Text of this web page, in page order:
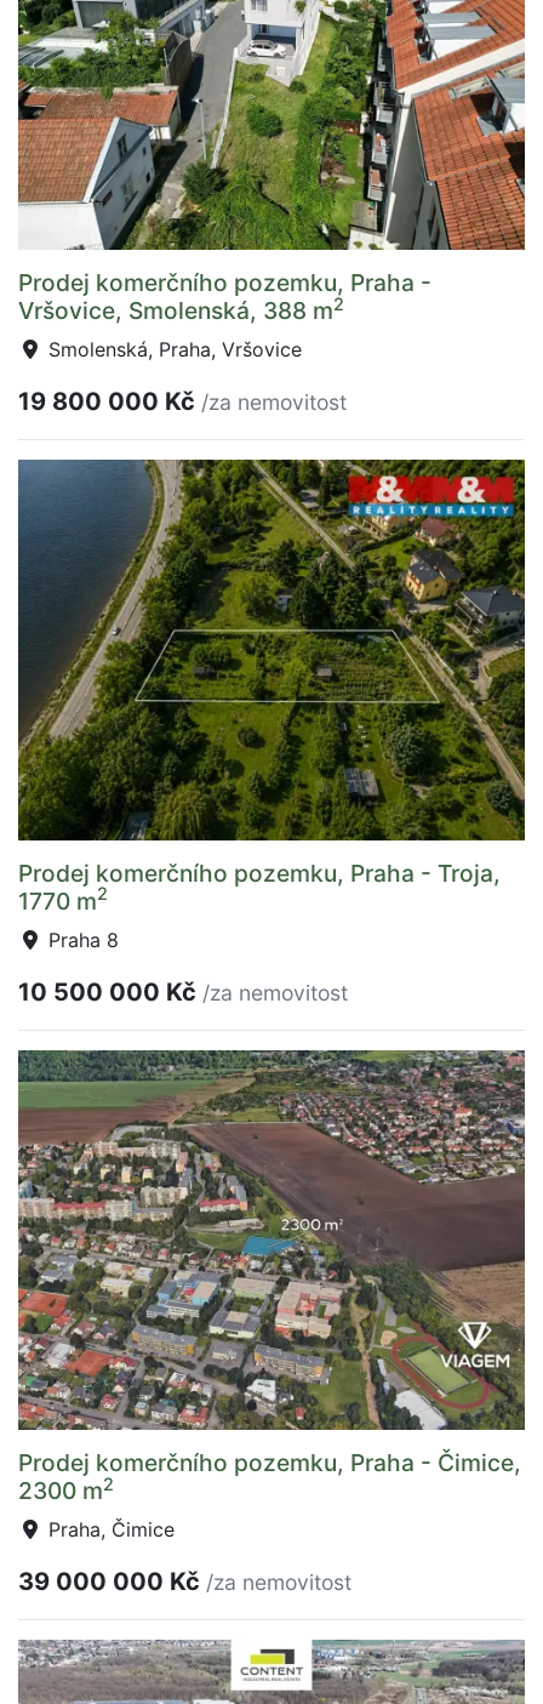
Prodej komerčního pozemku, Praha -
Vršovice, Smolenská, 388 m2
Smolenská, Praha, Vršovice
19 800 000 Kč /za nemovitost
Prodej komerčního pozemku, Praha - Troja,
1770 m2
Praha 8
10 500 000 Kč /za nemovitost
Prodej komerčního pozemku, Praha - Čimice,
2300 m2
Praha, Čimice
39 000 000 Kč /za nemovitost